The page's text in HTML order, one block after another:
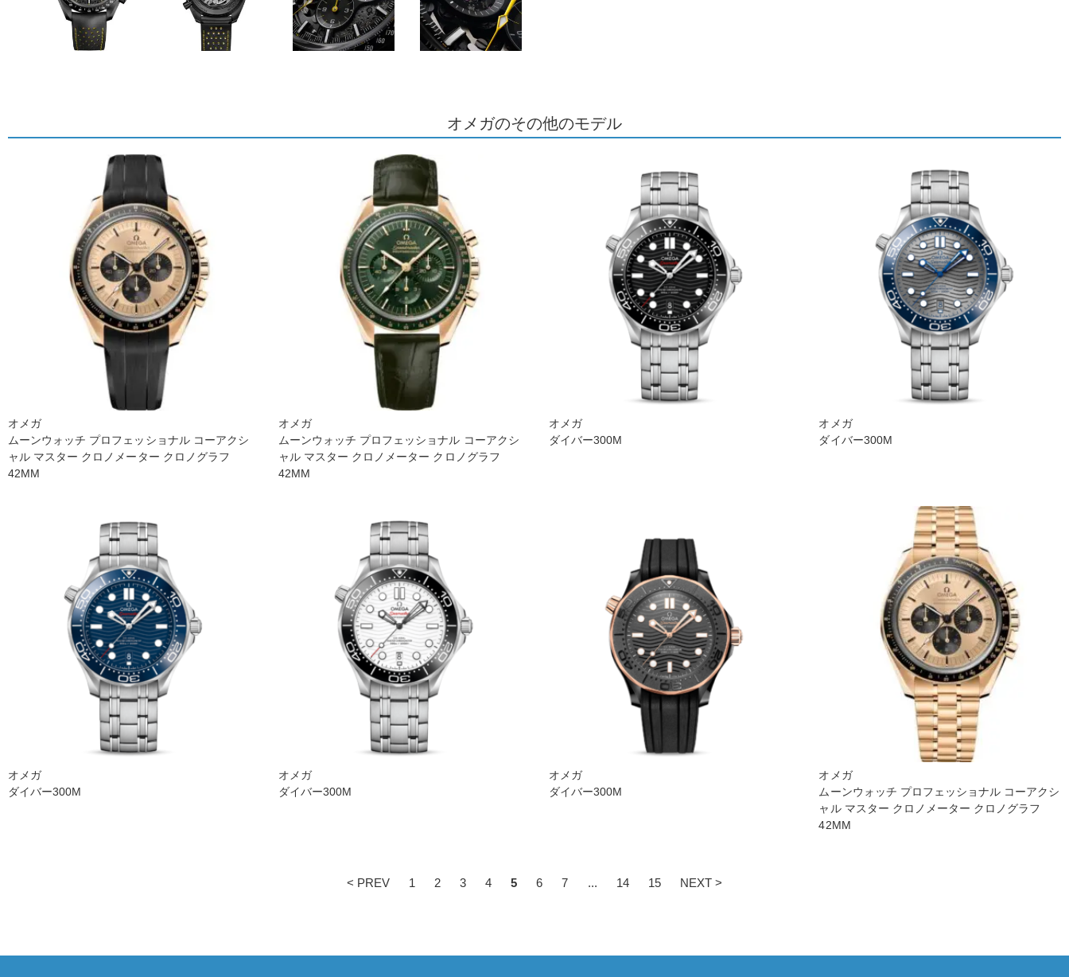
オメガのその他のモデル
オメガ
ムーンウォッチ プロフェッショナ ル コーアクシ
ャル マスター クロノメーター クロノグラフ
42M M
オメガ
ムーンウォッチ プロフェッショナ ル コーアクシ
ャル マスター クロノメーター クロノグラフ
42M M
オメガ
ダイバー300M
オメガ
ダイバー300M
オメガ
ダイバー300M
オメガ
ダイバー300M
オメガ
ダイバー300M
オメガ
ムーンウォッチ プロフェッショナ ル コーアクシ
ャル マスター クロノメーター クロノグラフ
42M M
< PREV 1 2 3 4 5 6 7 ... 14 15 NEXT >